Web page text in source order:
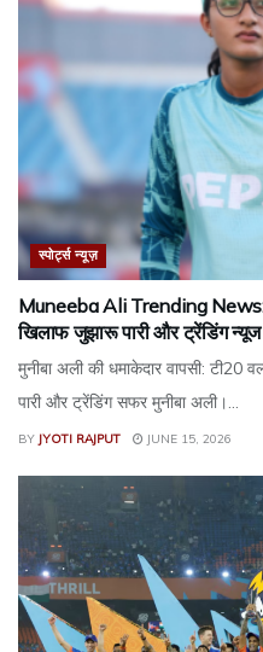
स्पोर्ट्स न्यूज़
Muneeba Ali Trending News:
खिलाफ जुझारू पारी और ट्रेंडिंग न्यूज
मुनीबा अली की धमाकेदार वापसी:
पारी और ट्रेंडिंग सफर मुनीबा अली।...
BY JYOTI RAJPUT JUNE 15, 2026